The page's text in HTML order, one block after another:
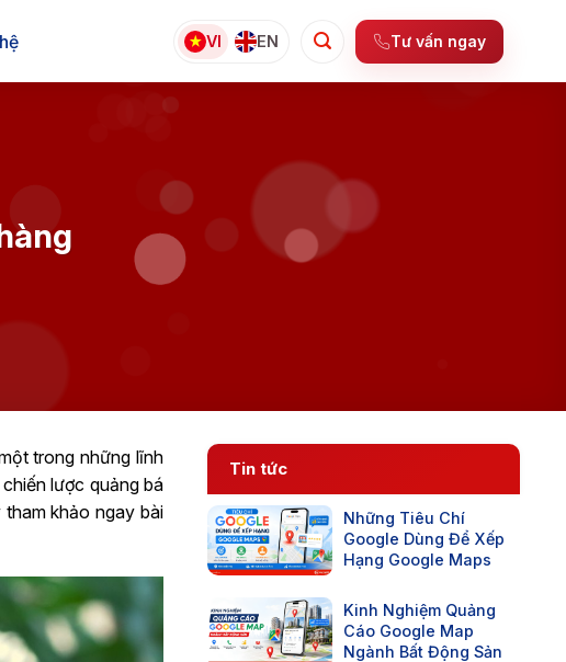
VI EN Tư vấn ngay
trong những lĩnh
lược quảng bá
khảo ngay bài
Tin tức
Những Tiêu Chí
Google Dùng Để Xếp
Hạng Google Maps
Kinh Nghiệm Quảng
Cáo Google Map
Ngành Bất Động Sản